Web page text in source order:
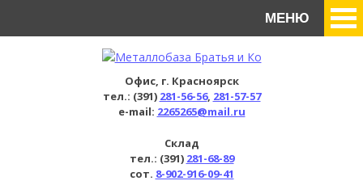
Офис, г. Красноярск
тел.: (391) 281-56-56, 281-57-57
e-mail: 2265265@mail.ru
Склад
тел.: (391) 281-68-89
сот. 8-902-916-09-41
МЕНЮ